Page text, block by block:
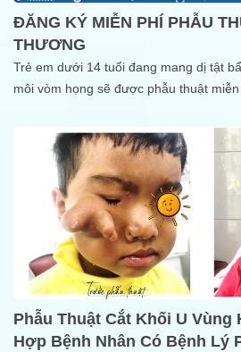
ĐĂNG KÝ MIỄN PHÍ PHẪU
THƯƠNG
Trẻ em dưới 14 tuổi đang mang dị tật
môi vòm họng sẽ được phẫu thuật
Phẫu Thuật Cắt Khối U Vùng
Hợp Bệnh Nhân Có Bệnh Lý